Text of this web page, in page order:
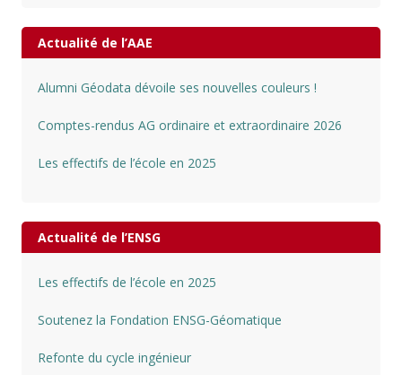
Actualité de l’AAE
Alumni Géodata dévoile ses nouvelles couleurs !
Comptes-rendus AG ordinaire et extraordinaire 2026
Les effectifs de l’école en 2025
Actualité de l’ENSG
Les effectifs de l’école en 2025
Soutenez la Fondation ENSG-Géomatique
Refonte du cycle ingénieur